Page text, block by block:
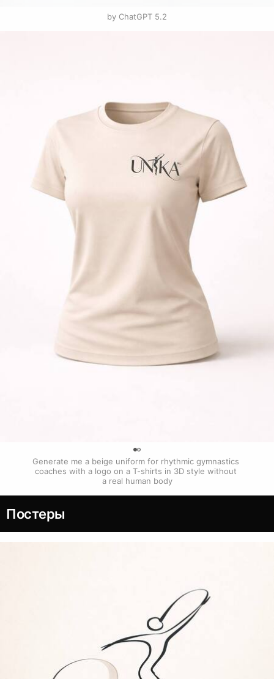
by ChatGPT 5.2
Generate me a beige uniform for rhythmic gymnastics
coaches with a logo on a T-shirts in 3D style without
a real human body
Постеры